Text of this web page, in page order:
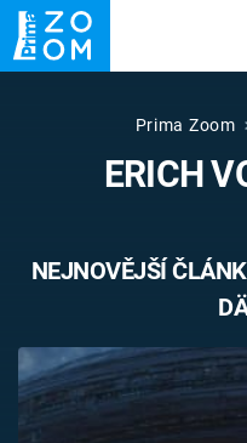
ZRÁDCI UFO
VETŘELCI
Témata
Prima Zoom
ERICH
NEJNOVĚJŠÍ